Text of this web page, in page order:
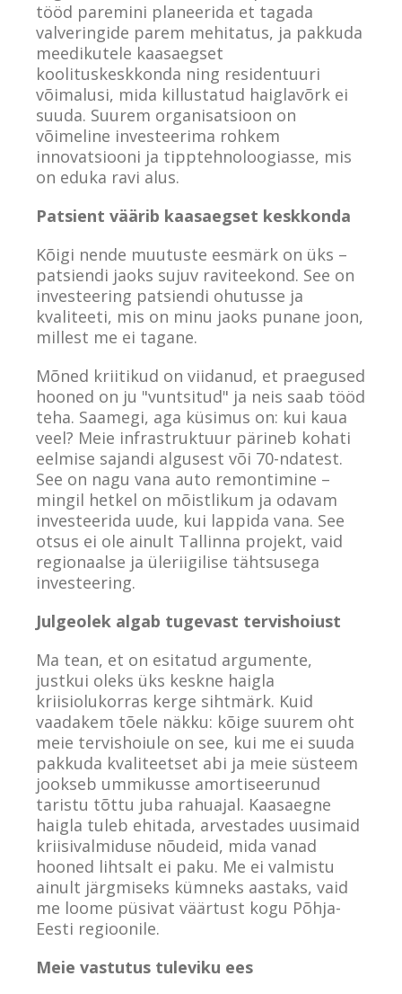
tööd paremini planeerida et tagada
valveringide parem mehitatus, ja pakkuda
meedikutele kaasaegset
koolituskeskkonda ning residentuuri
võimalusi, mida killustatud haiglavõrk ei
suuda. Suurem organisatsioon on
võimeline investeerima rohkem
innovatsiooni ja tipptehnoloogiasse, mis
on eduka ravi alus.
Patsient väärib kaasaegset keskkonda
Kõigi nende muutuste eesmärk on üks –
patsiendi jaoks sujuv raviteekond. See on
investeering patsiendi ohutusse ja
kvaliteeti, mis on minu jaoks punane joon,
millest me ei tagane.
Mõned kriitikud on viidanud, et praegused
hooned on ju "vuntsitud" ja neis saab tööd
teha. Saamegi, aga küsimus on: kui kaua
veel? Meie infrastruktuur pärineb kohati
eelmise sajandi algusest või 70-ndatest.
See on nagu vana auto remontimine –
mingil hetkel on mõistlikum ja odavam
investeerida uude, kui lappida vana. See
otsus ei ole ainult Tallinna projekt, vaid
regionaalse ja üleriigilise tähtsusega
investeering.
Julgeolek algab tugevast tervishoiust
Ma tean, et on esitatud argumente,
justkui oleks üks keskne haigla
kriisiolukorras kerge sihtmärk. Kuid
vaadakem tõele näkku: kõige suurem oht
meie tervishoiule on see, kui me ei suuda
pakkuda kvaliteetset abi ja meie süsteem
jookseb ummikusse amortiseerunud
taristu tõttu juba rahuajal. Kaasaegne
haigla tuleb ehitada, arvestades uusimaid
kriisivalmiduse nõudeid, mida vanad
hooned lihtsalt ei paku. Me ei valmistu
ainult järgmiseks kümneks aastaks, vaid
me loome püsivat väärtust kogu Põhja-
Eesti regioonile.
Meie vastutus tuleviku ees